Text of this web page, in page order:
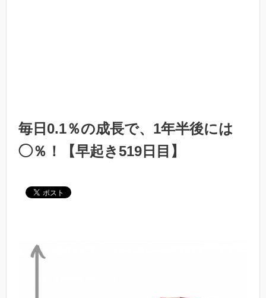
毎日0.1％の成長で、1年半後には
◯％！【早起き519日目】